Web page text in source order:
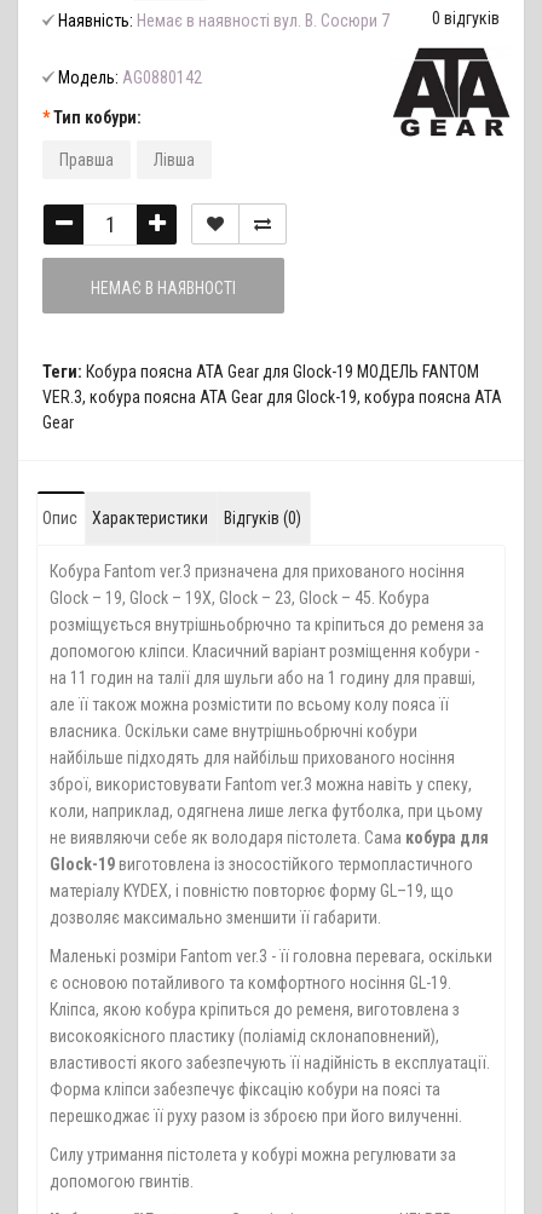
0 відгуків
Наявність: Немає в наявності вул. В. Сосюри 7
Модель: AG0880142
Тип кобури:
Правша Лівша
НЕМАЄ В НАЯВНОСТІ
Теги: Кобура поясна ATA Gear для Glock-19 МОДЕЛЬ FANTOM
VER.3, кобура поясна ATA Gear для Glock-19, кобура поясна ATA
Gear
Опис Характеристики Відгуків (0)
Кобура Fantom ver.3 призначена для прихованого носіння
Glock – 19, Glock – 19X, Glock – 23, Glock – 45. Кобура
розміщується внутрішньобрючно та кріпиться до ременя за
допомогою кліпси. Класичний варіант розміщення кобури -
на 11 годин на талії для шульги або на 1 годину для правші,
але її також можна розмістити по всьому колу пояса її
власника. Оскільки саме внутрішньобрючні кобури
найбільше підходять для найбільш прихованого носіння
зброї, використовувати Fantom ver.3 можна навіть у спеку,
коли, наприклад, одягнена лише легка футболка, при цьому
не виявляючи себе як володаря пістолета. Сама кобура для
Glock-19виготовлена із зносостійкого термопластичного
матеріалу KYDEX, і повністю повторює форму GL–19, що
дозволяє максимально зменшити її габарити.
Маленькі розміри Fantom ver.3 - її головна перевага, оскільки
є основою потайливого та комфортного носіння GL-19.
Кліпса, якою кобура кріпиться до ременя, виготовлена з
високоякісного пластику (поліамід склонаповнений),
властивості якого забезпечують її надійність в експлуатації.
Форма кліпси забезпечує фіксацію кобури на поясі та
перешкоджає її руху разом із зброєю при його вилученні.
Силу утримання пістолета у кобурі можна регулювати за
допомогою гвинтів.